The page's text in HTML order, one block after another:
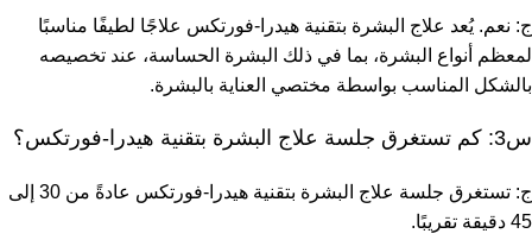
ج: نعم. يُعد علاج البشرة بتقنية هيدرا-فورتكس علاجًا لطيفًا مناسبًا
لمعظم أنواع البشرة، بما في ذلك البشرة الحساسة، عند تخصيصه
بالشكل المناسب بواسطة مختصي العناية بالبشرة.
س3: كم تستغرق جلسة علاج البشرة بتقنية هيدرا-فورتكس؟
ج: تستغرق جلسة علاج البشرة بتقنية هيدرا-فورتكس عادةً من 30 إلى
45 دقيقة تقريبًا.